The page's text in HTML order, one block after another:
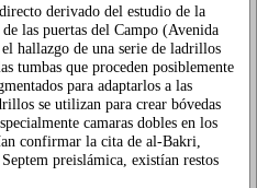
derivado del estudio de la
las puertas del Campo (Avenida
hallazgo de una serie de ladrillos
tumbas que proceden posiblemente
para adaptarlos a las
se utilizan para crear bóvedas
camaras dobles en los
confirmar la cita de al-Bakri,
preislámica, existían restos